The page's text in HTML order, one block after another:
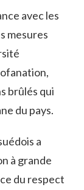
avec les
mesures⁤
brûlés qui
du‌ pays.
a
⁤à ⁢grande
‌du ‌respect